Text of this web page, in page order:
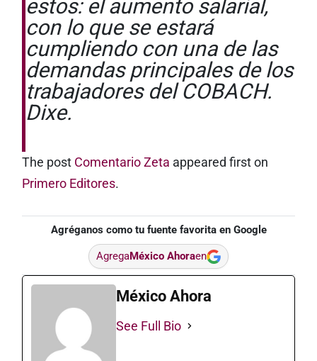
estos: el aumento salarial,
con lo que se estará
cumpliendo con una de las
demandas principales de los
trabajadores del COBACH.
Dixe.
The post Comentario Zeta appeared first on
Primero Editores.
Agréganos como tu fuente favorita en Google
AgregaMéxico Ahoraen
México Ahora
See Full Bio